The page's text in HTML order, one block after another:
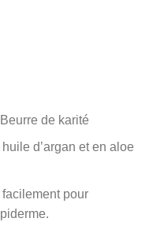
de karité
d’argan et en aloe
pour